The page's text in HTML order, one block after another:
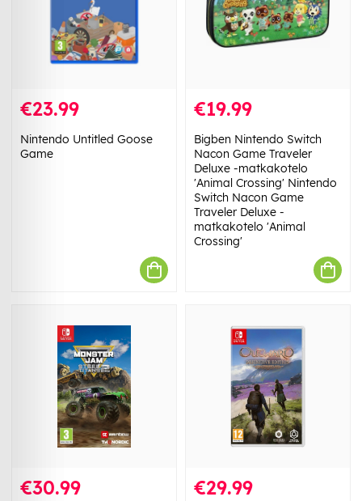
€23.99
Nintendo Untitled Goose
Game
€19.99
Bigben Nintendo Switch
Nacon Game Traveler
Deluxe -matkakotelo
'Animal Crossing' Nintendo
Switch Nacon Game
Traveler Deluxe -
matkakotelo 'Animal
Crossing'
€30.99 €29.99